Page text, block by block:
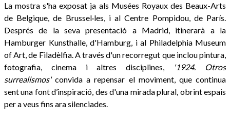
La mostra s'ha exposat ja als Musées Royaux des Beaux-Arts
de Belgique, de Brussel·les, i al Centre Pompidou, de París.
Després de la seva presentació a Madrid, itinerarà a la
Hamburger Kunsthalle, d'Hamburg, i al Philadelphia Museum
of Art, de Filadèlfia. A través d'un recorregut que inclou pintura,
fotografia, cinema i altres disciplines,
'1924. Otros
surrealismos'convida a repensar el moviment, que continua
sent una font d’inspiració, des d'una mirada plural, obrint espais
per a veus fins ara silenciades.